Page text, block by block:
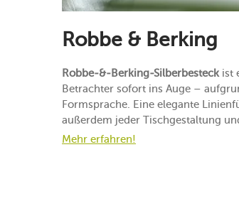
Robbe & Berking
Robbe-&-Berking-Silberbesteckist
Betrachter sofort ins Auge –
Formsprache. Eine elegante
außerdem jeder Tischgestaltung
Mehr erfahren!